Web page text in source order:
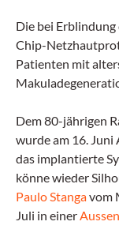
Die bei
Chip-
Patienten mit
Dem 80-jährigen
wurde am 16. Juni
das implantierte
könne wieder
Paulo Stangavom
Juli in einer